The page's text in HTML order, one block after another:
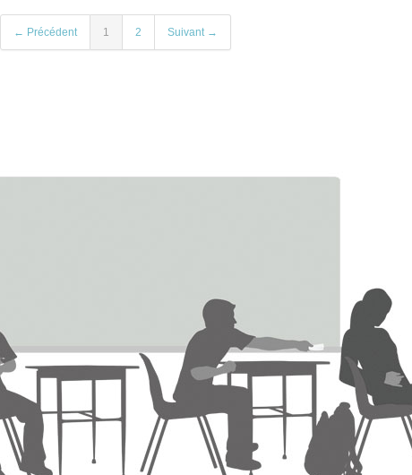
← Précédent 1 2 Suivant →